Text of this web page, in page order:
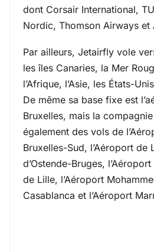
dont Corsair International,
Nordic, Thomson Airways et
Par ailleurs, Jetairfly vole
les îles Canaries, la Mer
l’Afrique, l’Asie, les États-
De même sa base fixe est
Bruxelles, mais la
également des vols de
Bruxelles-Sud, l’Aéroport de
d’Ostende-Bruges,
de Lille, l’Aéroport
Casablanca et l’Aéroport